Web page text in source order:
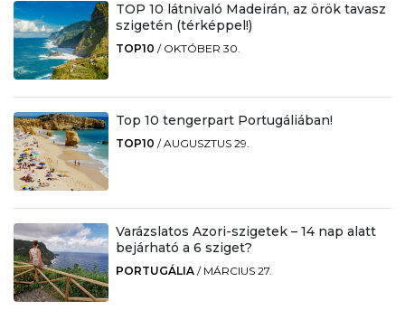
TOP 10 látnivaló Madeirán, az örök tavasz
szigetén (térképpel!)
TOP10 / OKTÓBER 30.
Top 10 tengerpart Portugáliában!
TOP10 /AUGUSZTUS 29.
Varázslatos Azori-szigetek – 14 nap alatt
bejárható a 6 sziget?
PORTUGÁLIA / MÁRCIUS 27.